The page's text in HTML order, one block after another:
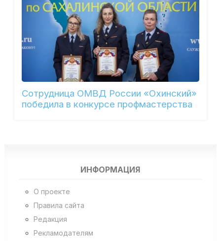
Сотрудница ОМВД России «Охинский»
победила в конкурсе профмастерства
ИНФОРМАЦИЯ
О проекте
Правила сайта
Редакция
Рекламодателям